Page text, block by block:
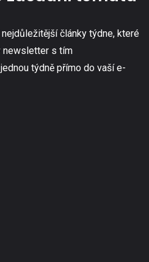
články týdne, které
newsletter s tím
týdně přímo do vaší e-